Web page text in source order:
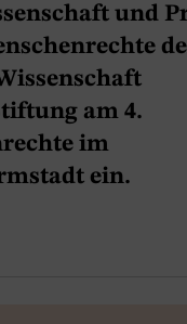
und
am 4.
im
ein.